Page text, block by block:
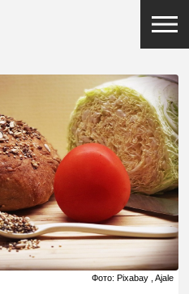
Фото: Pixabay , Ajale